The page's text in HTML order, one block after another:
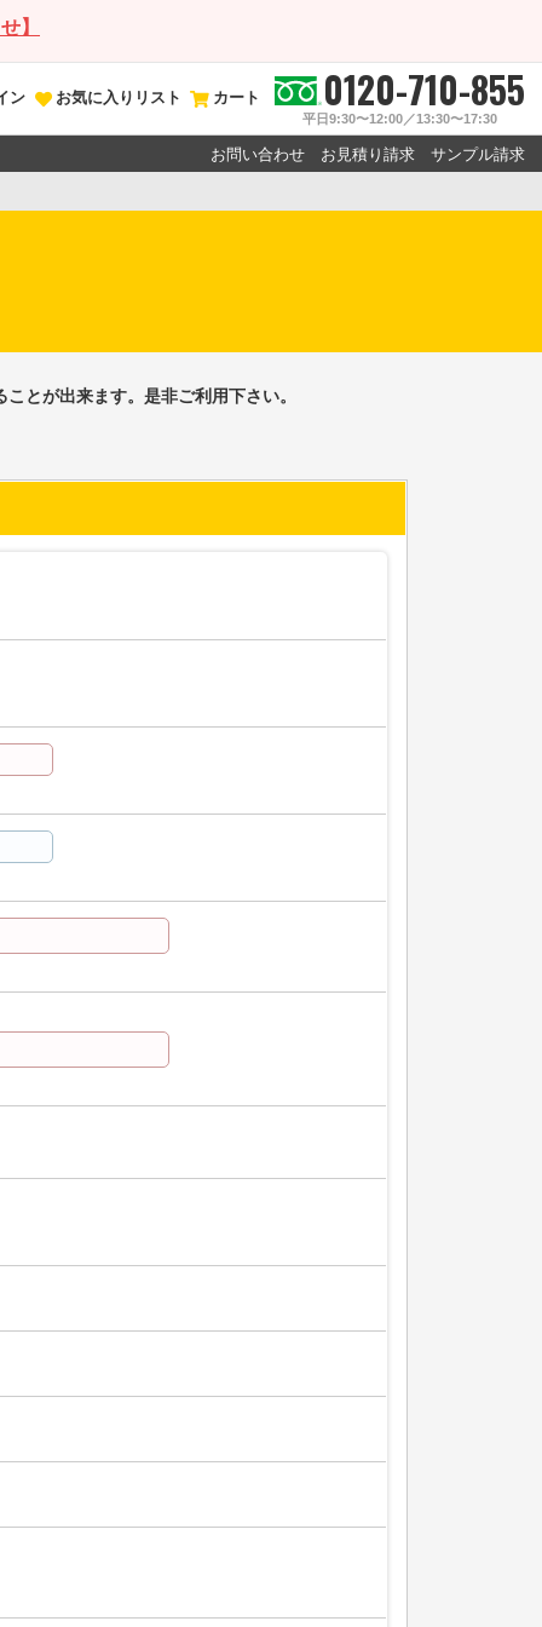
】
ン お気に入りリスト カート 0120-710-855
平日9:30〜12:00／13:30〜17:30
お問い合わせ お見積り請求 サンプル請求
とが出来ます。是非ご利用下さい。